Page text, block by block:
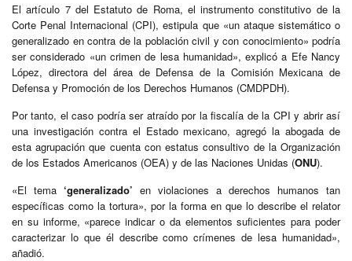
El artículo 7 del Estatuto de Roma, el instrumento constitutivo de la
Corte Penal Internacional (CPI), estipula que «un ataque sistemático o
generalizado en contra de la población civil y con conocimiento» podría
ser considerado «un crimen de lesa humanidad», explicó a Efe Nancy
López, directora del área de Defensa de la Comisión Mexicana de
Defensa y Promoción de los Derechos Humanos (CMDPDH).
Por tanto, el caso podría ser atraído por la fiscalía de la CPI y abrir así
una investigación contra el Estado mexicano, agregó la abogada de
esta agrupación que cuenta con estatus consultivo de la Organización
de los Estados Americanos (OEA) y de las Naciones Unidas (ONU).
«El tema ‘generalizado’ en violaciones a derechos humanos tan
específicas como la tortura», por la forma en que lo describe el relator
en su informe, «parece indicar o da elementos suficientes para poder
caracterizar lo que él describe como crímenes de lesa humanidad»,
añadió.